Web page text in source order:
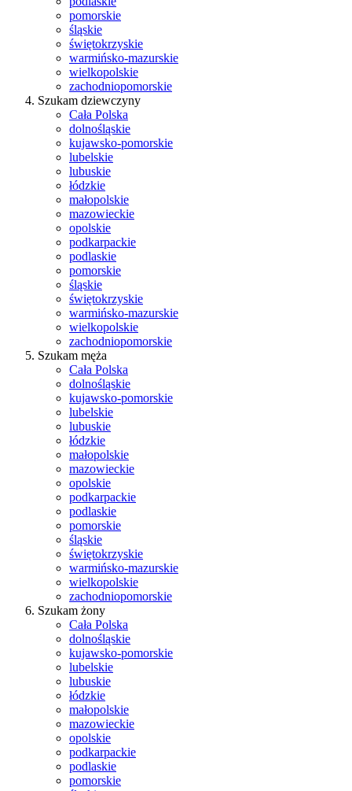
pomorskie
śląskie
świętokrzyskie
warmińsko-mazurskie
wielkopolskie
zachodniopomorskie
Szukam dziewczyny
Cała Polska
dolnośląskie
kujawsko-pomorskie
lubelskie
lubuskie
łódzkie
małopolskie
mazowieckie
opolskie
podkarpackie
podlaskie
pomorskie
śląskie
świętokrzyskie
warmińsko-mazurskie
wielkopolskie
zachodniopomorskie
Szukam męża
Cała Polska
dolnośląskie
kujawsko-pomorskie
lubelskie
lubuskie
łódzkie
małopolskie
mazowieckie
opolskie
podkarpackie
podlaskie
pomorskie
śląskie
świętokrzyskie
warmińsko-mazurskie
wielkopolskie
zachodniopomorskie
Szukam żony
Cała Polska
dolnośląskie
kujawsko-pomorskie
lubelskie
lubuskie
łódzkie
małopolskie
mazowieckie
opolskie
podkarpackie
podlaskie
pomorskie